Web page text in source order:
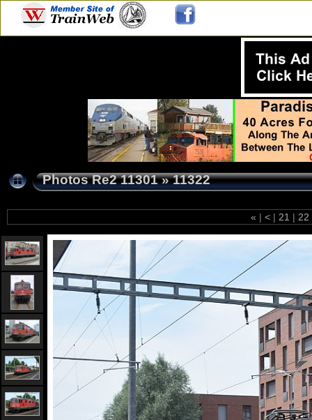
Photos Re2 11301»11322
« | < | 21 | 22